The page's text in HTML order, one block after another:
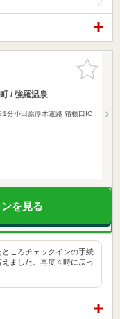
お気に入
りに追加
/ 強羅温泉
分小田原厚木道路 箱根口IC
を見る
ころチェックインの手続
ました。再度４時に戻っ